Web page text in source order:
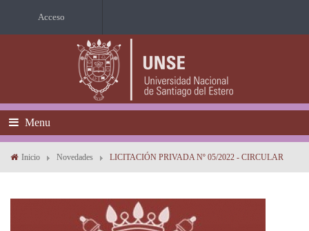
Acceso
Menu
Inicio Novedades LICITACIÓN PRIVADA Nº 05/2022 - CIRCULAR